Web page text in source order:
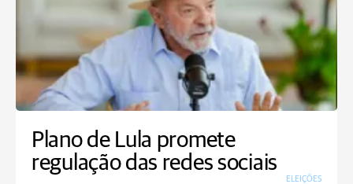
Plano de Lula promete
regulação das redes sociais
ELEIÇÕES